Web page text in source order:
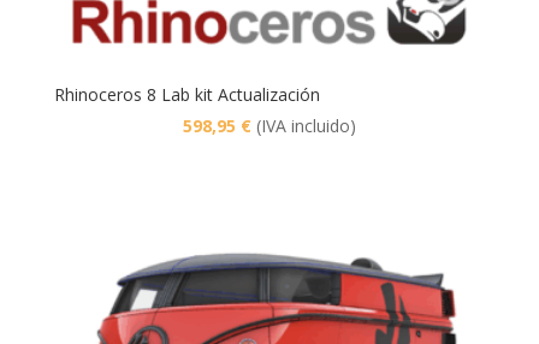
Rhinoceros 8 Lab kit Actualización
598,95 € (IVA incluido)